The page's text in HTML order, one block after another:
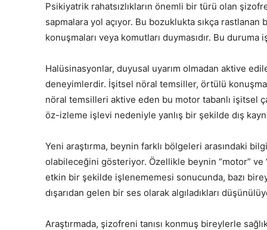
Psikiyatrik rahatsızlıkların önemli bir türü olan
sapmalara yol açıyor. Bu bozuklukta sıkça
konuşmaları veya komutları duymasıdır. Bu
Halüsinasyonlar, duyusal uyarım olmadan aktive
deneyimlerdir. İşitsel nöral temsiller, örtülü
nöral temsilleri aktive eden bu motor tabanlı işitsel
öz-izleme işlevi nedeniyle yanlış bir şekilde dış
Yeni araştırma, beynin farklı bölgeleri arasındaki
olabileceğini gösteriyor. Özellikle beynin “motor”
etkin bir şekilde işlenememesi sonucunda, bazı
dışarıdan gelen bir ses olarak algıladıkları
Araştırmada, şizofreni tanısı konmuş bireylerle